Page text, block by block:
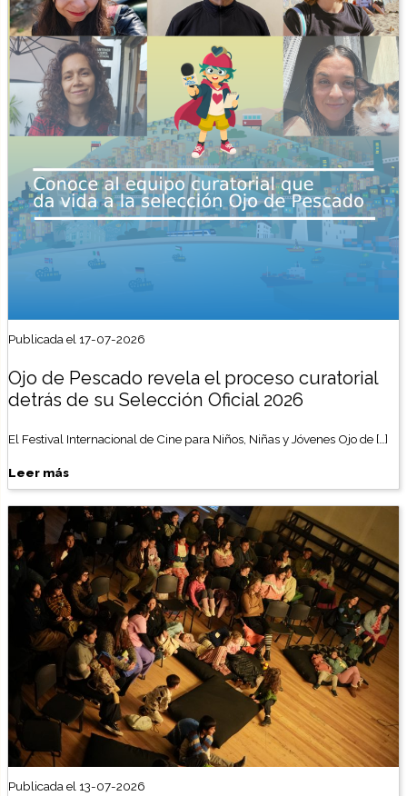
Publicada el 17-07-2026
Ojo de Pescado revela el proceso curatorial
detrás de su Selección Oficial 2026
El Festival Internacional de Cine para Niños, Niñas y Jóvenes Ojo de […]
Leer más
Publicada el 13-07-2026